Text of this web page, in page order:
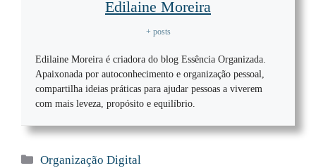
Edilaine Moreira
+ posts
Edilaine Moreira é criadora do blog Essência Organizada.
Apaixonada por autoconhecimento e organização pessoal,
compartilha ideias práticas para ajudar pessoas a viverem
com mais leveza, propósito e equilíbrio.
Categorias
Organização Digital